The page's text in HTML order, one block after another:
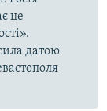
це
датою